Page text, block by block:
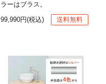
ラーはブラス。
99,990円(税込)
送料無料